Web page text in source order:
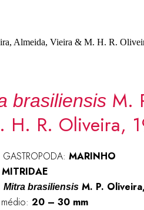
Almeida, Vieira & M. H. R.
brasiliensisM.
H. R. Oliveira,
GASTROPODA: MARINHO
MITRIDAE
Mitra brasiliensisM. P.
20 – 30 mm